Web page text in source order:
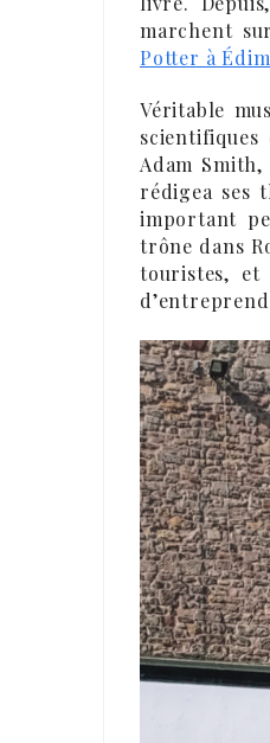
marchent
Potter à
Véritable
Adam
rédigea ses
important
trône dans
touristes, et